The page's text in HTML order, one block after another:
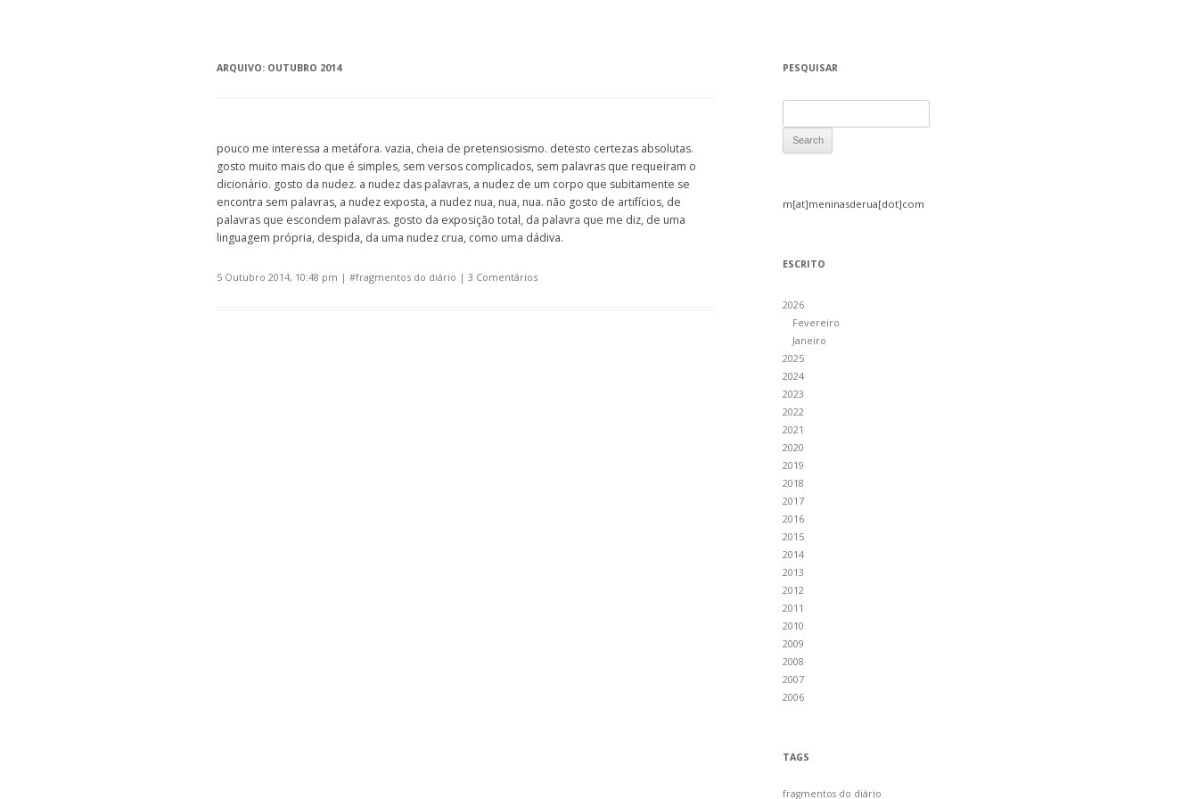
ARQUIVO: OUTUBRO 2014
pouco me interessa a metáfora. vazia, cheia de pretensiosismo. detesto certezas absolutas.
gosto muito mais do que é simples, sem versos complicados, sem palavras que requeiram o
dicionário. gosto da nudez. a nudez das palavras, a nudez de um corpo que subitamente se
encontra sem palavras, a nudez exposta, a nudez nua, nua, nua. não gosto de artifícios, de
palavras que escondem palavras. gosto da exposição total, da palavra que me diz, de uma
linguagem própria, despida, da uma nudez crua, como uma dádiva.
5 Outubro 2014, 10:48 pm | #fragmentos do diário | 3 Comentários
PESQUISAR
m[at]meninasderua[dot]com
ESCRITO
2026
Fevereiro
Janeiro
2025
2024
2023
2022
2021
2020
2019
2018
2017
2016
2015
2014
2013
2012
2011
2010
2009
2008
2007
2006
TAGS
fragmentos do diário